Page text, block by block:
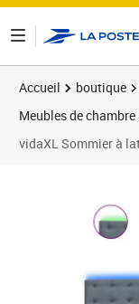
Accueil boutique
Meubles de chambre
vidaXL Sommier à